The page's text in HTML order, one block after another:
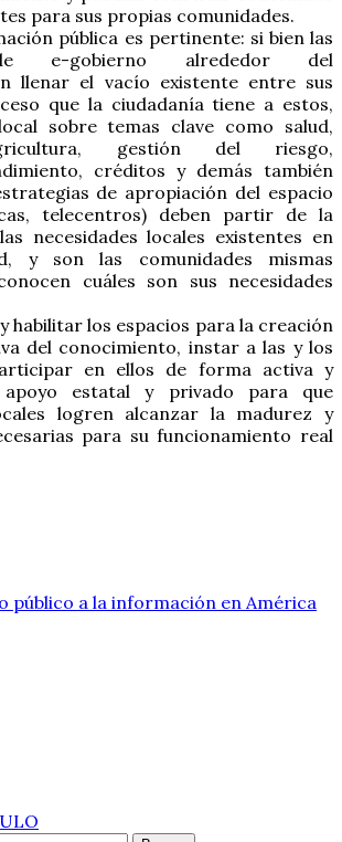
para sus propias comunidades.
pública es pertinente: si bien las
e-gobierno alrededor del
llenar el vacío existente entre sus
que la ciudadanía tiene a estos,
sobre temas clave como salud,
gestión del riesgo,
créditos y demás también
de apropiación del espacio
telecentros) deben partir de la
necesidades locales existentes en
y son las comunidades mismas
cuáles son sus necesidades
habilitar los espacios para la creación
del conocimiento, instar a las y los
en ellos de forma activa y
estatal y privado para que
logren alcanzar la madurez y
para su funcionamiento real
público a la información en América